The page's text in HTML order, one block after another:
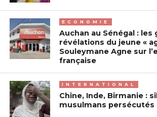
ECONOMIE
Auchan au Sénégal : les
révélations du jeune «
Souleymane Agne sur
française
INTERNATIONAL
Chine, Inde, Birmanie :
musulmans persécutés